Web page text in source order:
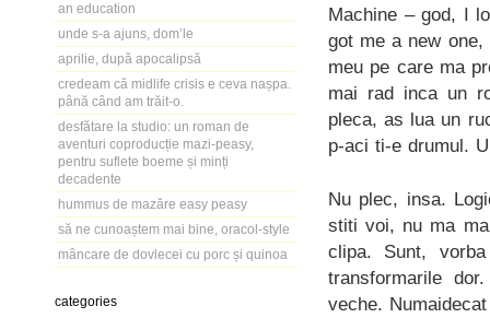
an education
unde s-a ajuns, dom’le
aprilie, după apocalipsă
credeam că midlife crisis e ceva nașpa.
până când am trăit-o.
desfătare la studio: un roman de
aventuri coproducție mazi-peasy,
pentru suflete boeme și minți
decadente
hummus de mazăre easy peasy
să ne cunoaștem mai bine, oracol-style
mâncare de dovlecei cu porc și quinoa
categories
Machine – god, I
got me a new
meu pe care ma
mai rad inca un
pleca, as lua un
p-aci ti-e drumul.
Nu plec, insa.
stiti voi, nu ma
clipa. Sunt,
transformarile
veche.